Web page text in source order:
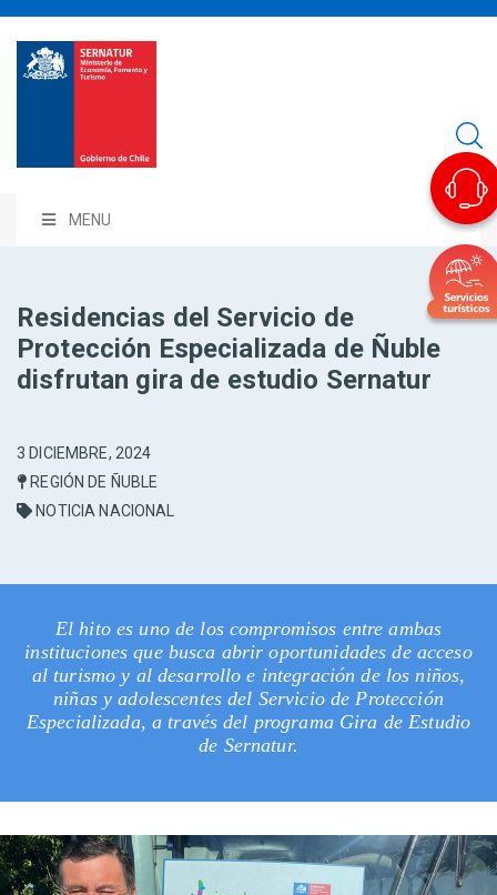
MENU
Residencias del Servicio de
Protección Especializada de Ñuble
disfrutan gira de estudio Sernatur
3 DICIEMBRE, 2024
REGIÓN DE ÑUBLE
NOTICIA NACIONAL
El hito es uno de los compromisos entre ambas
instituciones que busca abrir oportunidades de acceso
al turismo y al desarrollo e integración de los niños,
niñas y adolescentes del Servicio de Protección
Especializada, a través del programa Gira de Estudio
de Sernatur.